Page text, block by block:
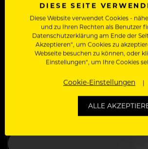
Zugriff auf alle Artikel, Videos &
DIESE SEITE
Diese Website verwendet Cookies -
und zu Ihren Rechten als Benutzer
Datenschutzerklärung am Ende der
Akzeptieren“, um Cookies zu
Webseite besuchen zu können, oder
Einstellungen“, um Ihre Cookies
Cookie-Einstellungen
ALLE